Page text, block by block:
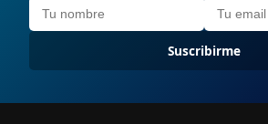
Suscribirme